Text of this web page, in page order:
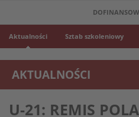
Aktualności Sztab szkoleniowy
AKTUALNOŚCI
REPREZENTACJA
U-21: REMIS